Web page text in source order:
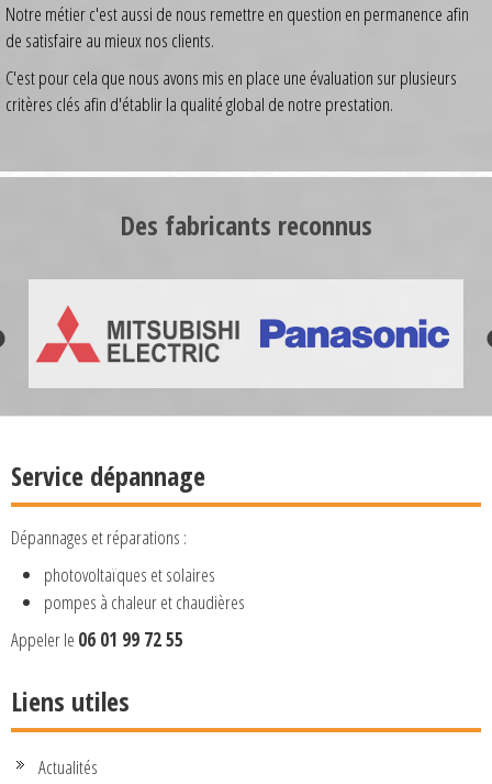
Notre métier c'est aussi de nous remettre en question en permanence afin
de satisfaire au mieux nos clients.
C'est pour cela que nous avons mis en place une évaluation sur plusieurs
critères clés afin d'établir la qualité global de notre prestation.
Des fabricants reconnus
Service dépannage
Dépannages et réparations :
photovoltaïques et solaires
pompes à chaleur et chaudières
Appeler le 06 01 99 72 55
Liens utiles
Actualités